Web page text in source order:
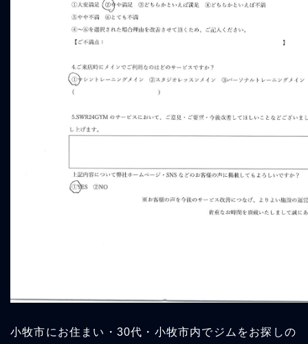
小牧市にお住まい・30代・小牧市内でジムをお探しの